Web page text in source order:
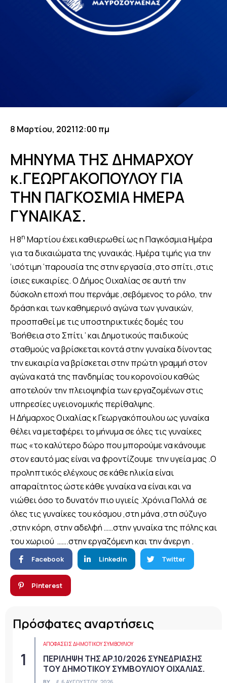
8 Μαρτίου, 202112:00 πμ
ΜΗΝΥΜΑ ΤΗΣ ΔΗΜΑΡΧΟΥ
κ.ΓΕΩΡΓΑΚΟΠΟΥΛΟΥ ΓΙΑ
ΤΗΝ ΠΑΓΚΟΣΜΙΑ ΗΜΕΡΑ
ΓΥΝΑΙΚΑΣ.
Η 8η Μαρτίου έχει καθιερωθεί ως η Παγκόσμια Ημέρα
για τα δικαιώματα της γυναικάς. Ημέρα τιμής για την
‘ισότιμη ’παρουσία της στην εργασία ,στο σπίτι ,στις
ίσιες ευκαιρίες. Ο Δήμος Οιχαλίας σε αυτή την
δύσκολη εποχή που περνάμε ,σεβόμενος το ρόλο, την
δράση και των καθημερινό αγώνα των γυναικών,
προσπαθεί με τις υποστηρικτικές δομές του
‘Βοήθεια στο Σπίτι ’ και Δημοτικούς παιδικούς
σταθμούς να βρίσκεται κοντά στην γυναίκα δίνοντας
την ευκαιρία να βρίσκεται στην πρώτη γραμμή στον
αγώνα κατά της πανδημίας του κορονοϊου καθώς
αποτελούν την πλειοψηφία των εργαζομένων στις
υπηρεσίες υγειονομικής περίθαλψης.
Η Δήμαρχος Οιχαλίας κ Γεωργακόπουλου ως γυναίκα
θέλει να μεταφέρει το μήνυμα σε όλες τις γυναίκες
πως «το καλύτερο δώρο που μπορούμε να κάνουμε
στον εαυτό μας είναι να φροντίζουμε την υγεία μας .Ο
προληπτικός ελέγχους σε κάθε ηλικία είναι
απαραίτητος ώστε κάθε γυναίκα να είναι και να
νιώθει όσο το δυνατόν πιο υγιείς .Χρόνια Πολλά σε
όλες τις γυναίκες του κόσμου ,στη μάνα ,στη σύζυγο
,στην κόρη, στην αδελφή ……στην γυναίκα της πόλης και
του χωριού …….στην εργαζόμενη και την άνεργη .
Facebook Linkedin Twitter
Pinterest
Πρόσφατες αναρτήσεις
ΑΠΟΦΆΣΕΙΣ ΔΗΜΟΤΙΚΟΎ ΣΥΜΒΟΥΛΊΟΥ
ΠΕΡΙΛΗΨΗ ΤΗΣ ΑΡ.10/2026 ΣΥΝΕΔΡΙΑΣΗΣ
ΤΟΥ ΔΗΜΟΤΙΚΟΥ ΣΥΜΒΟΥΛΙΟΥ ΟΙΧΑΛΙΑΣ.